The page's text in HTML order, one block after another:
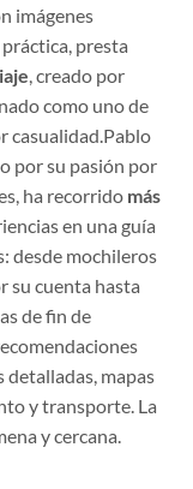
imágenes
presta
, creado por
como uno de
casualidad.Pablo
por su pasión por
ha recorrido más
en una guía
desde mochileros
su cuenta hasta
de fin de
detalladas, mapas
y transporte. La
y cercana.